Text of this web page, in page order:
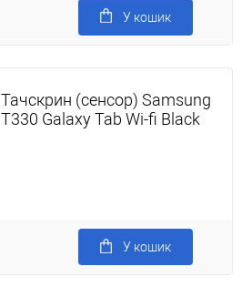
У кошик
Тачскрин (сенсор) Samsung
T330 Galaxy Tab Wi-fi Black
У кошик